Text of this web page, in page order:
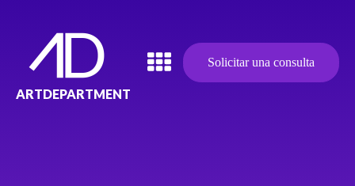
ARTDEPARTMENT
Solicitar una consulta